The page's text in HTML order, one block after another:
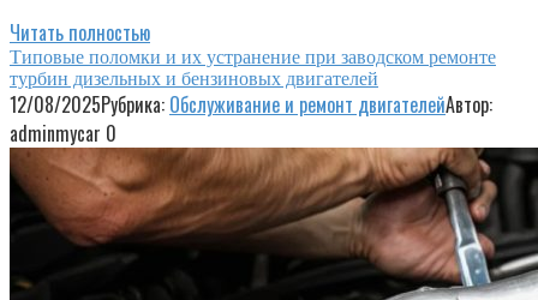
Читать полностью
Типовые поломки и их устранение при заводском ремонте
турбин дизельных и бензиновых двигателей
12/08/2025Рубрика: Обслуживание и ремонт двигателейАвтор:
adminmycar 0